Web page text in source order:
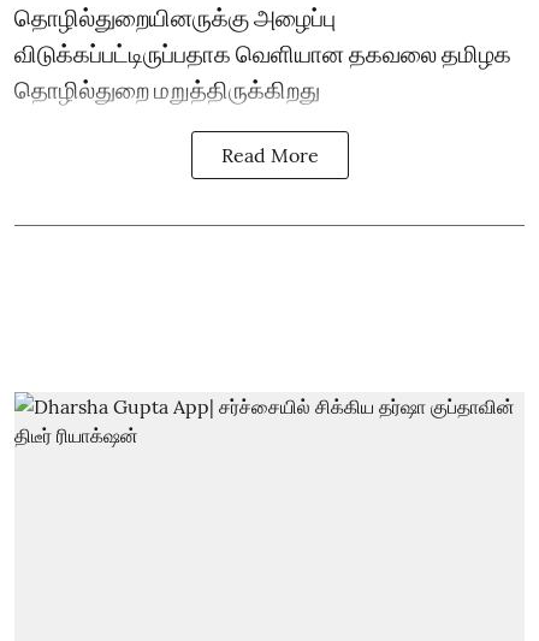
தொழில்துறையினருக்கு அழைப்பு
விடுக்கப்பட்டிருப்பதாக வெளியான தகவலை தமிழக
தொழில்துறை மறுத்திருக்கிறது
Read More